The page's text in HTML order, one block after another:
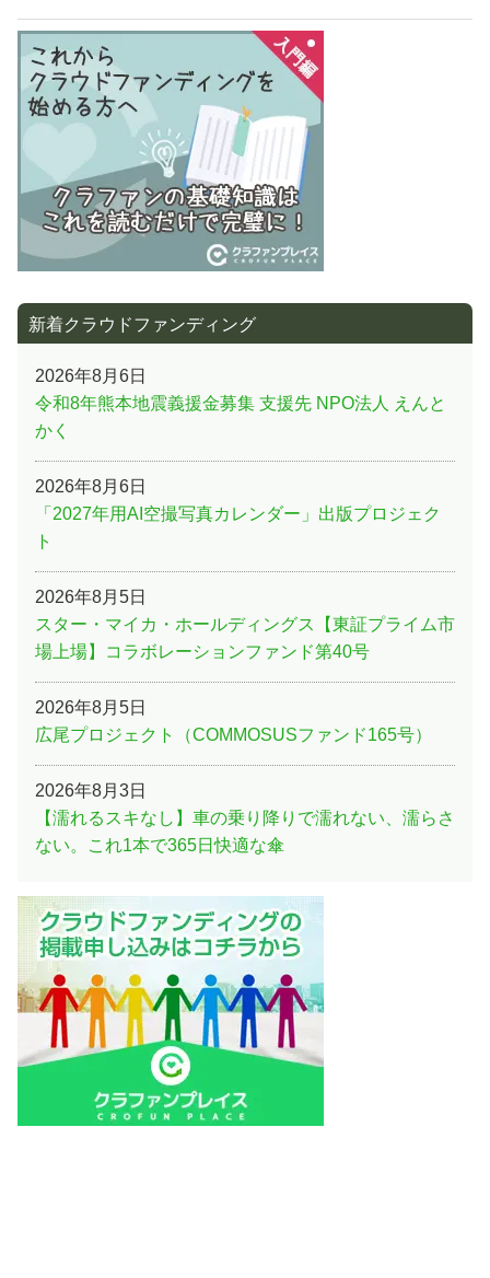
ー
シ
ョ
ン
事:
新着クラウドファンディング
2026年8月6日
令和8年熊本地震義援金募集 支援先 NPO法人 えんと
かく
2026年8月6日
「2027年用AI空撮写真カレンダー」出版プロジェク
ト
2026年8月5日
スター・マイカ・ホールディングス【東証プライム市
場上場】コラボレーションファンド第40号
2026年8月5日
広尾プロジェクト（COMMOSUSファンド165号）
2026年8月3日
【濡れるスキなし】車の乗り降りで濡れない、濡らさ
ない。これ1本で365日快適な傘